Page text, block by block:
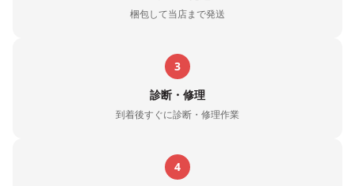
梱包して当店まで発送
3
診断・修理
到着後すぐに診断・修理作業
4